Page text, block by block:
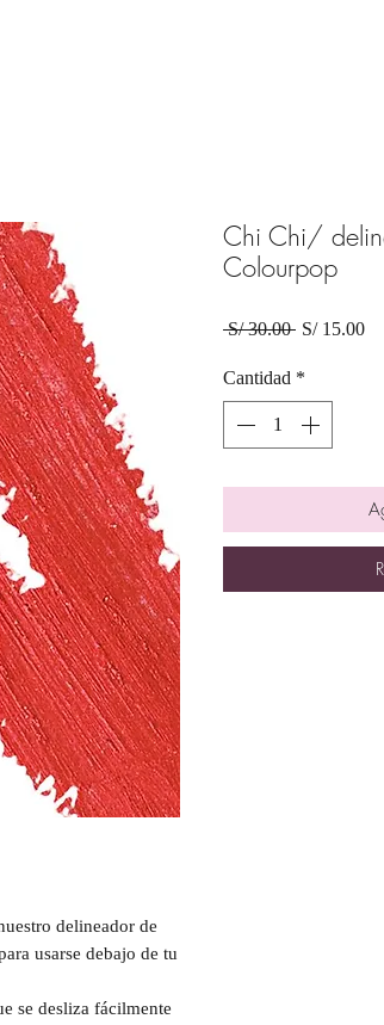
delineador de
usarse debajo de tu
se desliza fácilmente
Chi Chi/
Colourpop
S/ 30.00 Precio
S/ 15.00
Cantidad *